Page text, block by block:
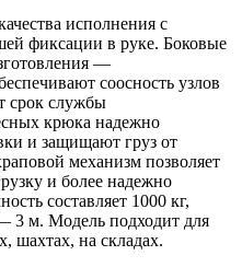
исполнения с
фиксации в руке. Боковые
—
соосность узлов
срок службы
крюка надежно
и защищают груз от
механизм позволяет
и более надежно
составляет 1000 кг,
3 м. Модель подходит для
шахтах, на складах.